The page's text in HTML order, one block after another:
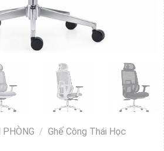
PHÒNG / Ghế Công Thái Học